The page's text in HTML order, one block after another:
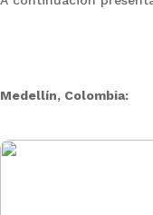
Medellín, Colombia: